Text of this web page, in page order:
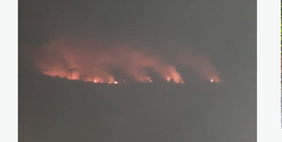
forestal-Loreto